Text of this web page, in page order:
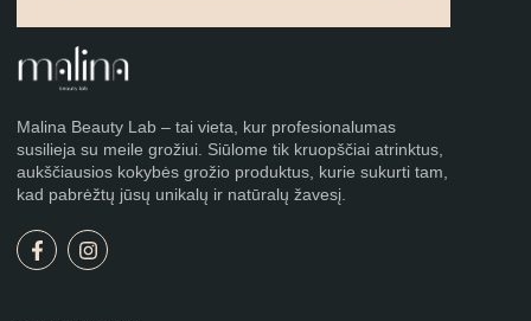
Malina Beauty Lab – tai vieta, kur profesionalumas
susilieja su meile grožiui. Siūlome tik kruopščiai atrinktus,
aukščiausios kokybės grožio produktus, kurie sukurti tam,
kad pabrėžtų jūsų unikalų ir natūralų žavesį.